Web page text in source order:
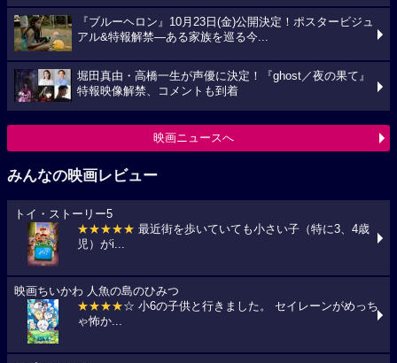
『ブルーヘロン』10月23日(金)公開決定！ポスタービジュ
アル&特報解禁―ある家族を巡る今...
堀田真由・高橋一生が声優に決定！『ghost／夜の果て』
特報映像解禁、コメントも到着
映画ニュースへ
みんなの映画レビュー
トイ・ストーリー5
★★★★★ 最近街を歩いていても小さい子（特に3、4歳
児）がi...
映画ちいかわ 人魚の島のひみつ
★★★★☆ 小6の子供と行きました。 セイレーンがめっち
ゃ怖か...